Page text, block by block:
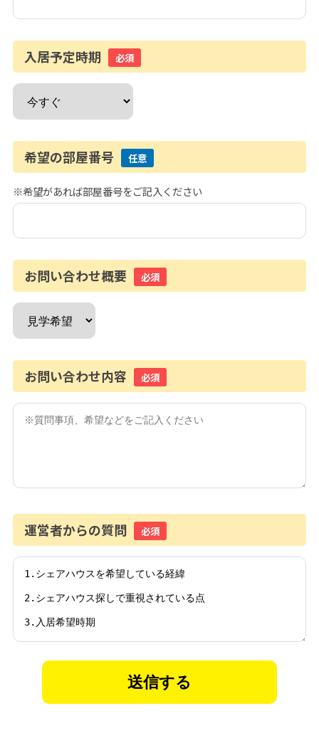
入居予定時期 必須
希望の部屋番号 任意
※希望があれば部屋番号をご記入ください
お問い合わせ概要 必須
お問い合わせ内容 必須
運営者からの質問 必須